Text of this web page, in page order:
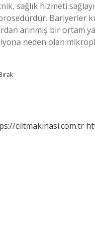
sağlık hizmeti
Bariyerler
arınmış bir ortam
neden olan
ciltmakinasi.com.tr